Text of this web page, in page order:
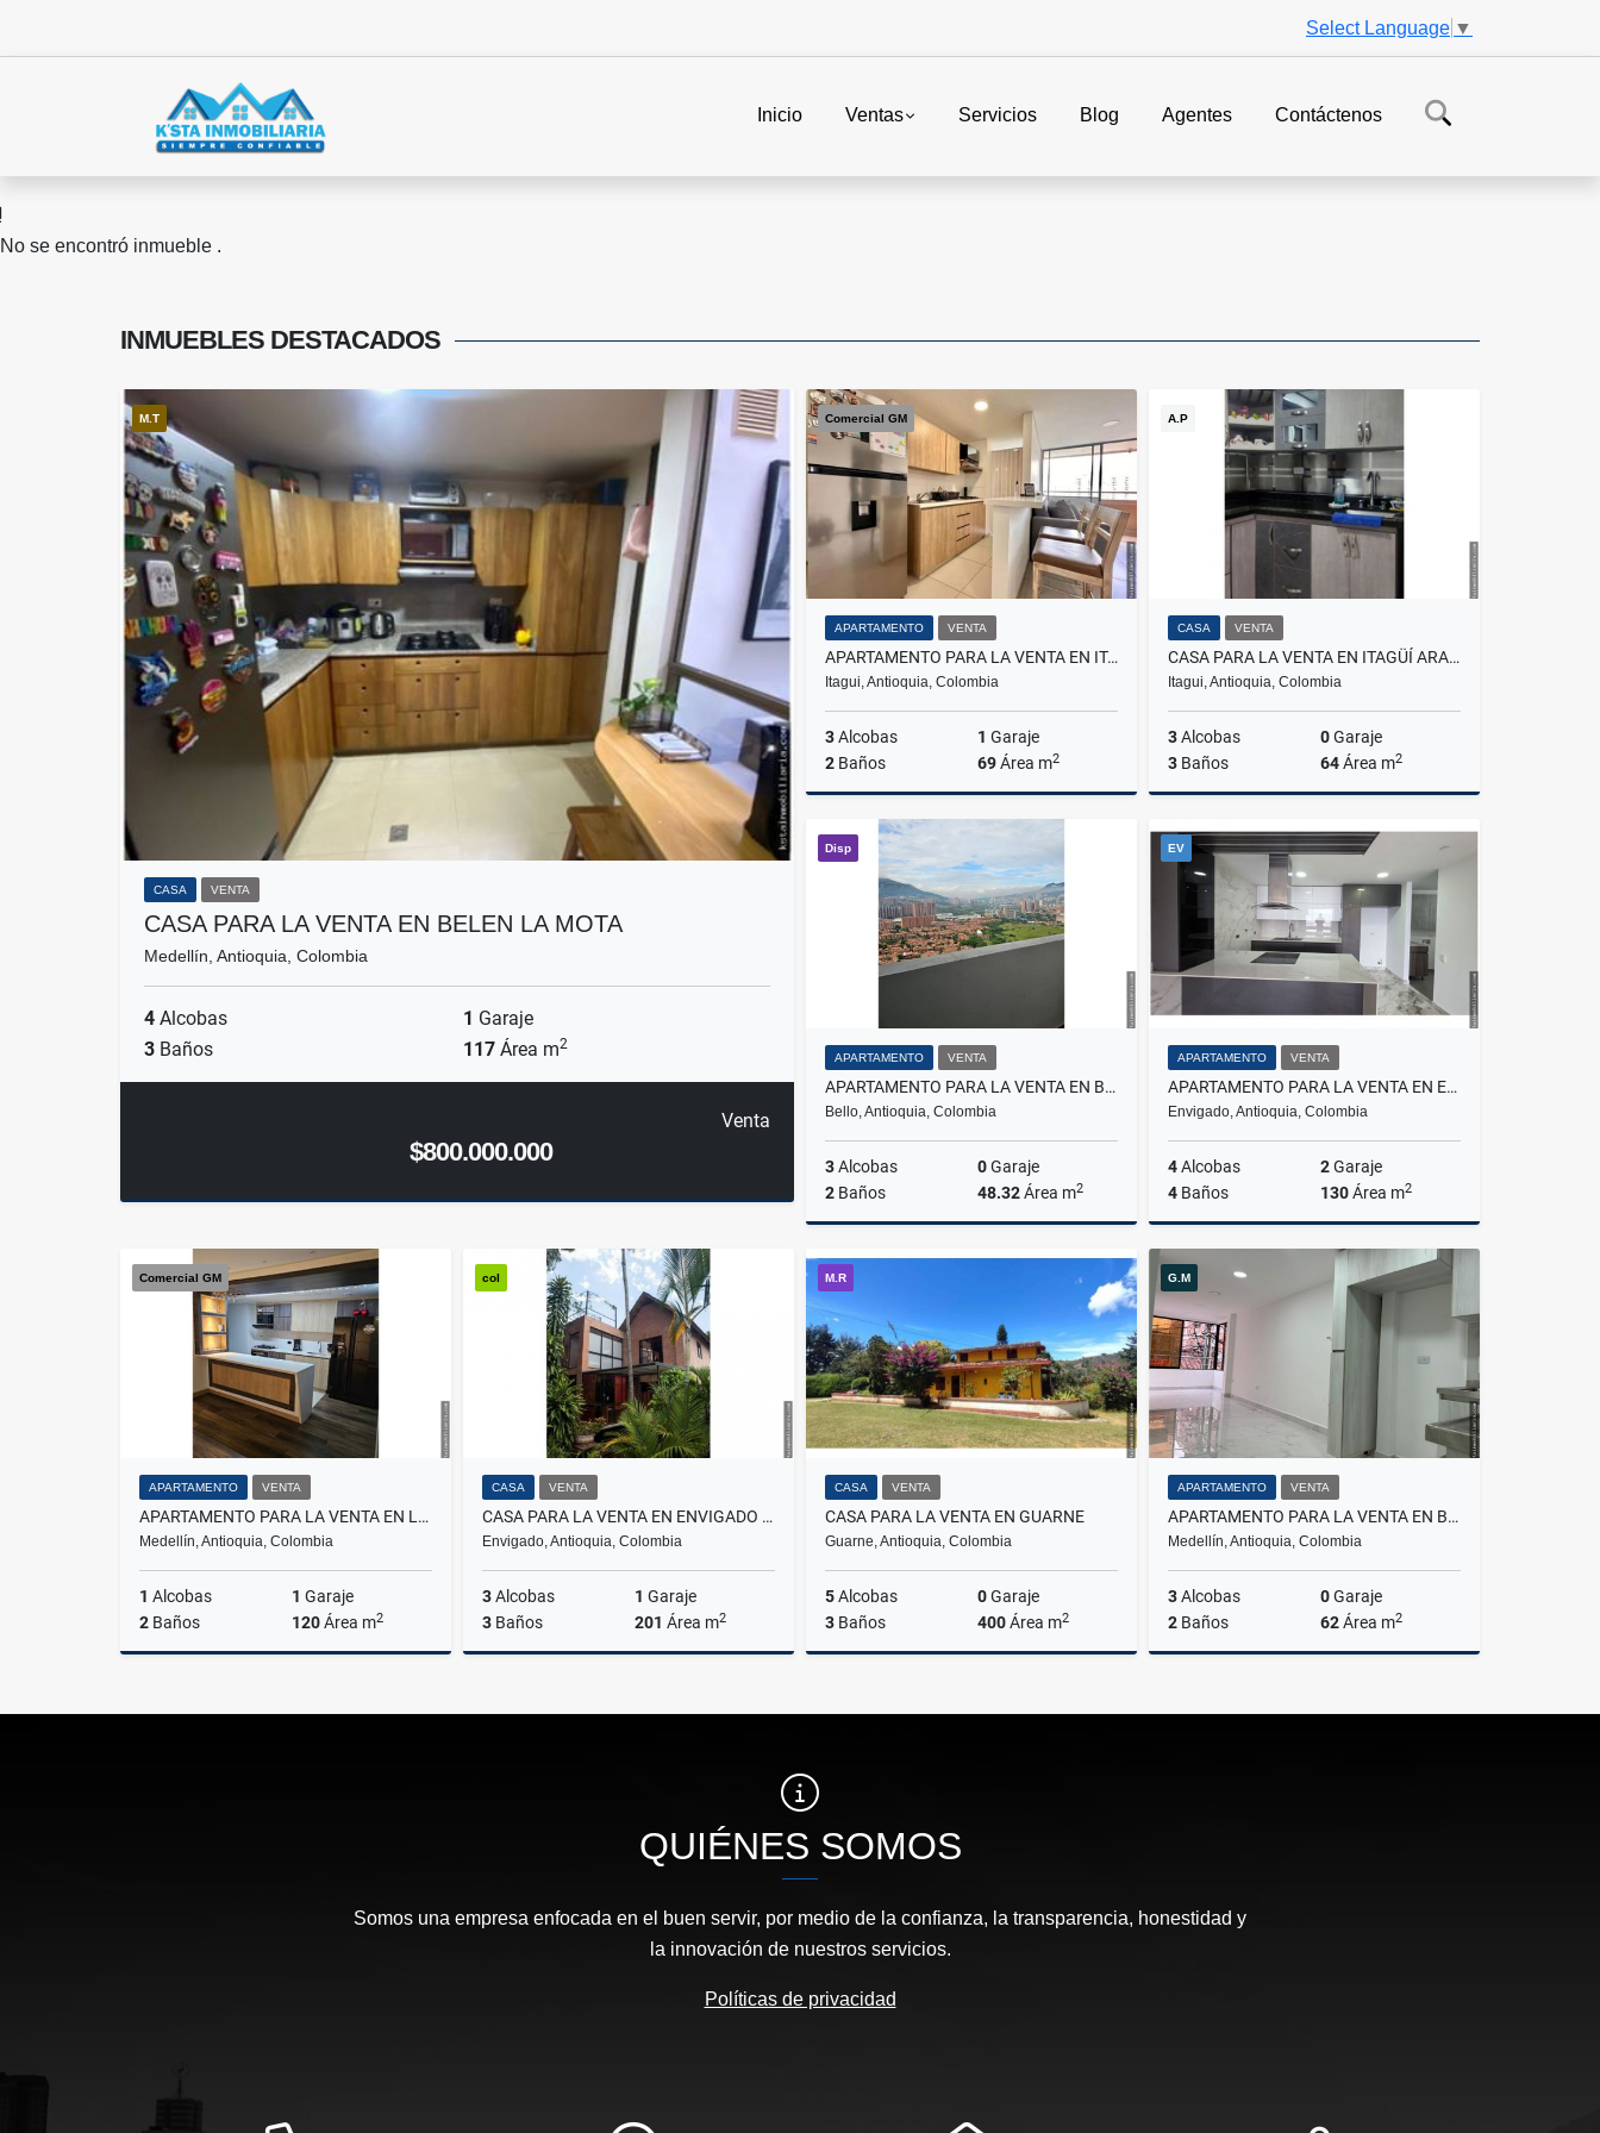
Select Language ▼
Inicio Ventas Servicios Blog Agentes Contáctenos
No se encontró inmueble .
INMUEBLES DESTACADOS
M.T
CASA VENTA
CASA PARA LA VENTA EN BELEN LA MOTA
Medellín, Antioquia, Colombia
4 Alcobas 1 Garaje
3 Baños 117 Área m2
Venta
$800.000.000
Comercial GM
APARTAMENTO VENTA
APARTAMENTO PARA LA VENTA EN ITAGÜÍ SURAMÉRICA
Itagui, Antioquia, Colombia
3Alcobas 1 Garaje
2 Baños 69Área m2
$480.000.000
A.P
CASA VENTA
CASA PARA LA VENTA EN ITAGÜÍ ARAGON
Itagui, Antioquia, Colombia
3Alcobas 0Garaje
3 Baños 64Área m2
Venta
$300.000.000
Disp
APARTAMENTO VENTA
APARTAMENTO PARA LA VENTA EN BELLO NIQUIA
Bello, Antioquia, Colombia
3Alcobas 0Garaje
2 Baños 48.32Área m2
Venta
EV
APARTAMENTO VENTA
APARTAMENTO PARA LA VENTA EN ENVIGADO LOMA DE LAS BRUJAS
Envigado, Antioquia, Colombia
4Alcobas 2Garaje
4 Baños 130Área m2
Venta
$1.200.000.000
Comercial GM
APARTAMENTO VENTA
APARTAMENTO PARA LA VENTA EN LAURELES NOGAL
Medellín, Antioquia, Colombia
1 Alcobas 1 Garaje
2 Baños 120Área m2
$780.000.000
col
CASA VENTA
CASA PARA LA VENTA EN ENVIGADO LOMA DE LAS BRUJAS
Envigado, Antioquia, Colombia
3Alcobas 1 Garaje
3 Baños 201 Área m2
$1.400.000.000
M.R
CASA VENTA
CASA PARA LA VENTA EN GUARNE
Guarne, Antioquia, Colombia
5Alcobas 0Garaje
3 Baños 400Área m2
$5.000.000.000
G.M
APARTAMENTO VENTA
APARTAMENTO PARA LA VENTA EN BELEN PARQUE
Medellín, Antioquia, Colombia
3Alcobas 0Garaje
2 Baños 62Área m2
$380.000.000
QUIÉNES SOMOS
Somos una empresa enfocada en el buen servir, por medio de la confianza, la transparencia, honestidad y
la innovación de nuestros servicios.
Políticas de privacidad